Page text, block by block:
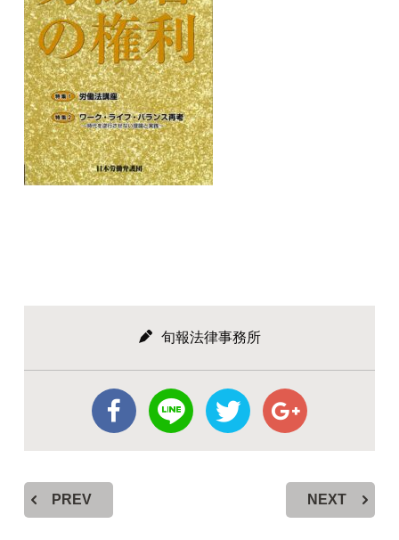
旬報法律事務所
PREV NEXT